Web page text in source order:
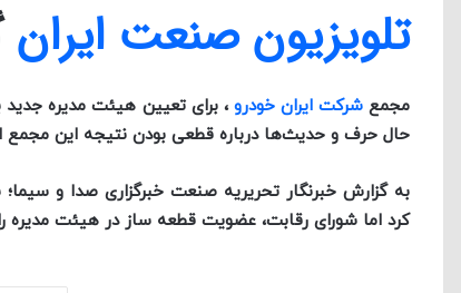
تلویزیون صنعت ایران
مجمعشرکت ایران خودرو
حال حرف و حدیث‌ها درباره قطعی بودن نتیجه این مجمع
کرد اما شورای رقابت، عضویت قطعه ساز در هیئت مدیره